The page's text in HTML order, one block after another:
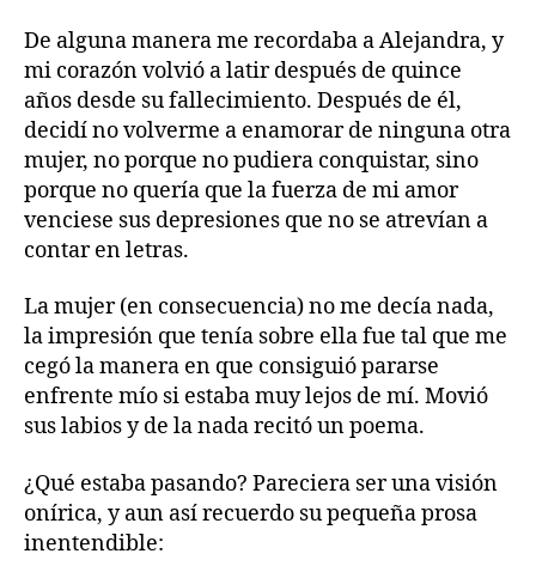
De alguna manera me recordaba a Alejandra, y
mi corazón volvió a latir después de quince
años desde su fallecimiento. Después de él,
decidí no volverme a enamorar de ninguna otra
mujer, no porque no pudiera conquistar, sino
porque no quería que la fuerza de mi amor
venciese sus depresiones que no se atrevían a
contar en letras.
La mujer (en consecuencia) no me decía nada,
la impresión que tenía sobre ella fue tal que me
cegó la manera en que consiguió pararse
enfrente mío si estaba muy lejos de mí. Movió
sus labios y de la nada recitó un poema.
¿Qué estaba pasando? Pareciera ser una visión
onírica, y aun así recuerdo su pequeña prosa
inentendible: